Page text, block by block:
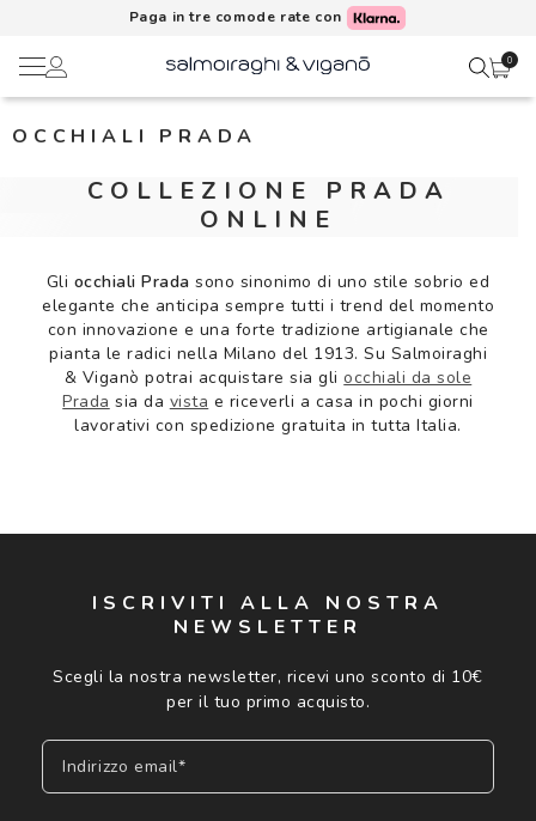
Paga in tre comode rate con
0
Occhiali da sole
AI Glasses
Brand
Ciao,
Rubrica indirizzi
Metodi di pagamento
I miei ordini
Carta fedeltà
Logout
OCCHIALI PRADA
COLLEZIONE PRADA
ONLINE
Gli occhiali Prada sono sinonimo di uno stile sobrio ed
elegante che anticipa sempre tutti i trend del momento
con innovazione e una forte tradizione artigianale che
pianta le radici nella Milano del 1913. Su Salmoiraghi
& Viganò potrai acquistare sia gli occhiali da sole
Prada sia da vista e riceverli a casa in pochi giorni
lavorativi con spedizione gratuita in tutta Italia.
ISCRIVITI ALLA NOSTRA
NEWSLETTER
Scegli la nostra newsletter, ricevi uno sconto di 10€
per il tuo primo acquisto.
Indirizzo email*